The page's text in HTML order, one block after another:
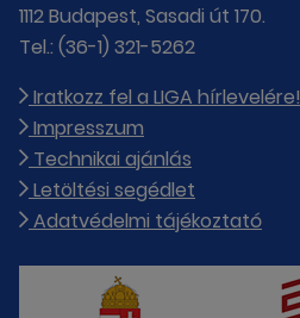
1112 Budapest, Sasadi út 170.
Tel.: (36-1) 321-5262
Iratkozz fel a LIGA hírlevelére!
Impresszum
Technikai ajánlás
Letöltési segédlet
Adatvédelmi tájékoztató